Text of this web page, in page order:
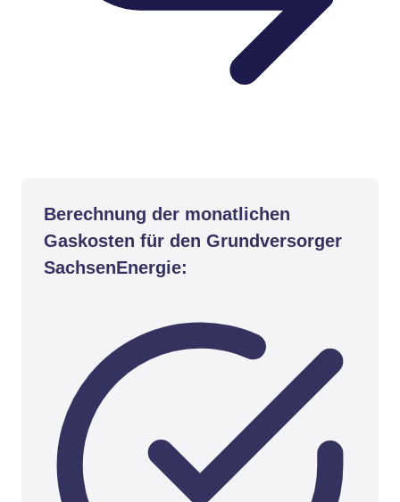
Berechnung der monatlichen
Gaskosten für den Grundversorger
SachsenEnergie: